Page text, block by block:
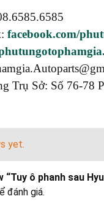
facebook.com/
Trụ Sở: Số 76-78
yet.
ô phanh sau
đánh giá.